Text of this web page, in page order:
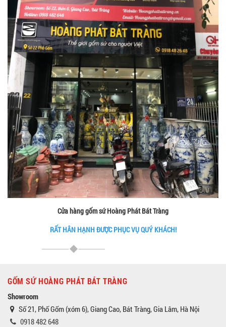
Cửa hàng gốm sứ Hoàng Phát Bát Tràng
RẤT HÂN HẠNH ĐƯỢC PHỤC VỤ QUÝ KHÁCH!
GỐM SỨ HOÀNG PHÁT BÁT TRÀNG
Showroom
Số 21, Phố Gốm (xóm 6), Giang Cao, Bát Tràng, Gia Lâm, Hà Nội
0918 482 648